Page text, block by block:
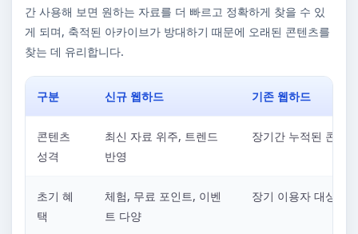
간 사용해 보면 원하는 자료를 더 빠르고 정확하게 찾을 수 있
게 되며, 축적된 아카이브가 방대하기 때문에 오래된 콘텐츠를
찾는 데 유리합니다.
구분 신규 웹하드 기존 웹하드
콘텐츠
성격
최신 자료 위주, 트렌드
반영
장기간 누적된 콘텐
초기 혜
택
체험, 무료 포인트, 이벤
트 다양
장기 이용자 대상 혜